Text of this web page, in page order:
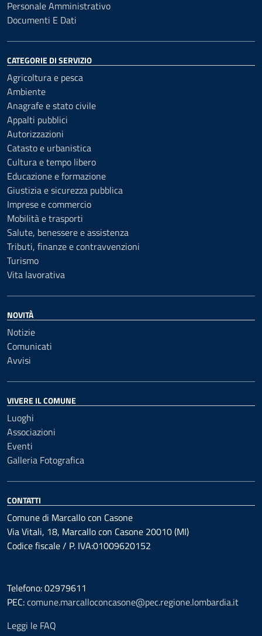
Personale Amministrativo
Documenti E Dati
CATEGORIE DI SERVIZIO
Agricoltura e pesca
Ambiente
Anagrafe e stato civile
Appalti pubblici
Autorizzazioni
Catasto e urbanistica
Cultura e tempo libero
Educazione e formazione
Giustizia e sicurezza pubblica
Imprese e commercio
Mobilità e trasporti
Salute, benessere e assistenza
Tributi, finanze e contravvenzioni
Turismo
Vita lavorativa
NOVITÀ
Notizie
Comunicati
Avvisi
VIVERE IL COMUNE
Luoghi
Associazioni
Eventi
Galleria Fotografica
CONTATTI
Comune di Marcallo con Casone
Via Vitali, 18, Marcallo con Casone 20010 (MI)
Codice fiscale / P. IVA:01009620152
Telefono: 02979611
PEC:comune.marcalloconcasone@pec.regione.lombardia.it
Leggi le FAQ